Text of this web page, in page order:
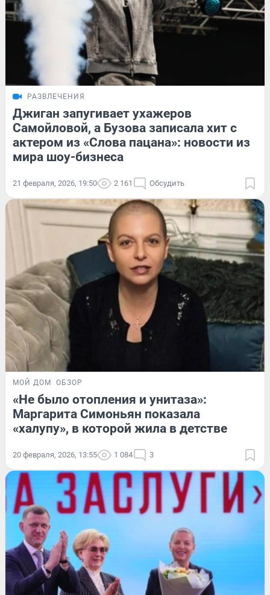
РАЗВЛЕЧЕНИЯ
Джиган запугивает ухажеров
Самойловой, а Бузова записала хит с
актером из «Слова пацана»: новости из
мира шоу-бизнеса
21 февраля, 2026, 19:50 2 161 Обсудить
МОЙ ДОМ ОБЗОР
«Не было отопления и унитаза»:
Маргарита Симоньян показала
«халупу», в которой жила в детстве
20 февраля, 2026, 13:55 1 084 3